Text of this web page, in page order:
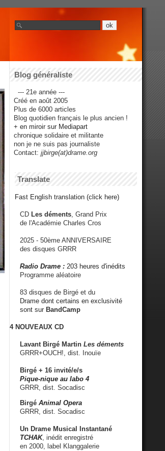
Blog généraliste
--- 21e année ---
Créé en août 2005
Plus de 6000 articles
Blog quotidien français le plus ancien !
+ en miroir sur Mediapart
chronique solidaire et militante
non je ne suis pas journaliste
Contact: jjbirge(at)drame.org
Translate
Fast English translation (click here)
CD Les déments , Grand Prix
de l'Académie Charles Cros
2025 - 50ème ANNIVERSAIRE
des disques GRRR
Radio Drame : 203 heures d'inédits
Programme aléatoire
83 disques de Birgé et du
Drame dont certains en exclusivité
sont sur BandCamp
4 NOUVEAUX CD
Lavant Birgé Martin Les déments
GRRR+OUCH!, dist. Inouïe
Birgé + 16 invité/e/s
Pique-nique au labo 4
GRRR, dist. Socadisc
Birgé Animal Opera
GRRR, dist. Socadisc
Un Drame Musical Instantané
TCHAK, inédit enregistré
en 2000, label Klanggalerie